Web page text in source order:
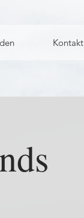
Kontakt